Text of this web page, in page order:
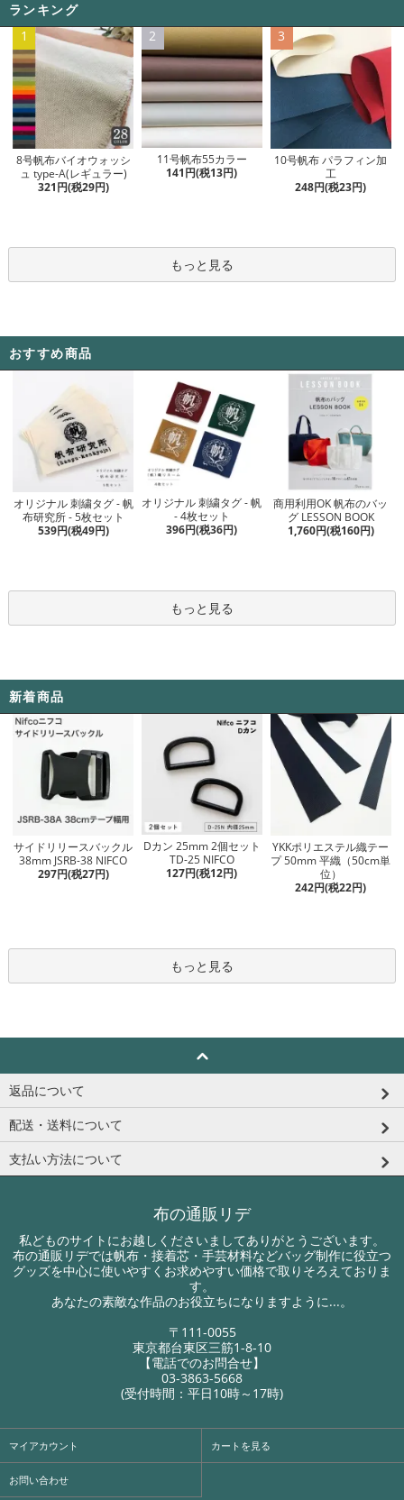
ランキング
1
8号帆布バイオウォッシ
ュ type-A(レギュラー)
321円(税29円)
2
11号帆布55カラー
141円(税13円)
3
10号帆布 パラフィン加
工
248円(税23円)
もっと見る
おすすめ商品
オリジナル 刺繍タグ - 帆
布研究所 - 5枚セット
539円(税49円)
オリジナル 刺繍タグ - 帆
- 4枚セット
396円(税36円)
商用利用OK 帆布のバッ
グ LESSON BOOK
1,760円(税160円)
もっと見る
新着商品
サイドリリースバックル
38mm JSRB-38 NIFCO
297円(税27円)
Dカン 25mm 2個セット
TD-25 NIFCO
127円(税12円)
YKKポリエステル織テー
プ 50mm 平織（50cm単
位）
242円(税22円)
もっと見る
返品について
配送・送料について
支払い方法について
布の通販リデ
私どものサイトにお越しくださいましてありがとうございます。
布の通販リデでは帆布・接着芯・手芸材料などバッグ制作に役立つ
グッズを中心に使いやすくお求めやすい価格で取りそろえておりま
す。
あなたの素敵な作品のお役立ちになりますように...。
〒111-0055
東京都台東区三筋1-8-10
【電話でのお問合せ】
03-3863-5668
(受付時間：平日10時～17時)
マイアカウント カートを見る
お問い合わせ